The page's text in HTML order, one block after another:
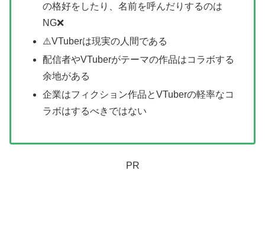
の格好をしたり、名前を呼んだりするのは
NG❌️
⚠️VTuberは現実の人間である
配信者やVTuberがテーマの作品はコラボする
余地がある
企業はフィクション作品とVTuberの軽率なコ
ラボはするべきではない
PR